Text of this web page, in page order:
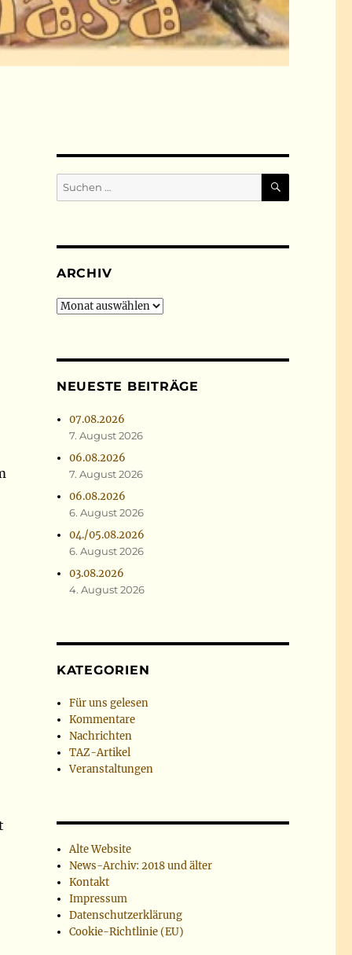
Suchen
nach:
SUCHEN
ARCHIV
Archiv
NEUESTE BEITRÄGE
07.08.2026
7. August 2026
06.08.2026
7. August 2026
06.08.2026
6. August 2026
04./05.08.2026
6. August 2026
03.08.2026
4. August 2026
KATEGORIEN
Für uns gelesen
Kommentare
Nachrichten
TAZ-Artikel
Veranstaltungen
Alte Website
News-Archiv: 2018 und älter
Kontakt
Impressum
Datenschutzerklärung
Cookie-Richtlinie (EU)